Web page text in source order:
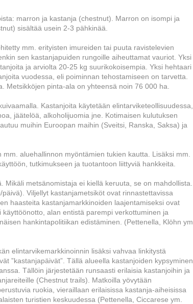
marron ja kastanja (chestnut). Marron on isompi ja
sisältää usein 2-3 pähkinää.
mm. erityisten imureiden tai puuta ravistelevien
sen kastanjapuiden rungoille aiheuttamat vauriot. Yksi
ja arviolta 20-25 kg suurikokoisempia. Yksi hehtaari
vuodessa, eli poiminnan tehostamiseen on tarvetta.
Metsikköjen pinta-ala on yhteensä noin 76 000 ha.
Kastanjoita käytetään elintarviketeollisuudessa,
jäätelöä, alkoholijuomia jne. Kotimaisen kulutuksen
muihin Euroopan maihin (Sveitsi, Ranska, Saksa) ja
aluehallinnon myöntämien tukien kautta. Lisäksi mm.
tutkimukseen ja tuotantoon liittyviä hankkeita.
metsänomistaja ei kiellä keruuta, se on mahdollista.
Viljellyt kastanjametsiköt ovat rinnastettavissa
haasteita kastanjamarkkinoiden laajentamiseksi ovat
alan entistä parempi verkottuminen ja
hankintapolitiikan edistäminen. (Pettenella, Klöhn ym.
elintarvikemarkkinoinnin lisäksi vahvaa linkitystä
”kastanjapäivät”. Tällä alueella kastanjoiden kypsyminen
Tällöin järjestetään runsaasti erilaisia kastanjoihin ja
(Chestnut trails). Matkoilla yövytään
ruokia, vieraillaan erilaisissa kastanja-aiheisissa
turistien keskuudessa (Pettenella, Ciccarese ym.